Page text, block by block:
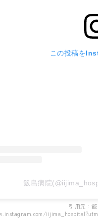
この投稿を
飯島病院
引用元：